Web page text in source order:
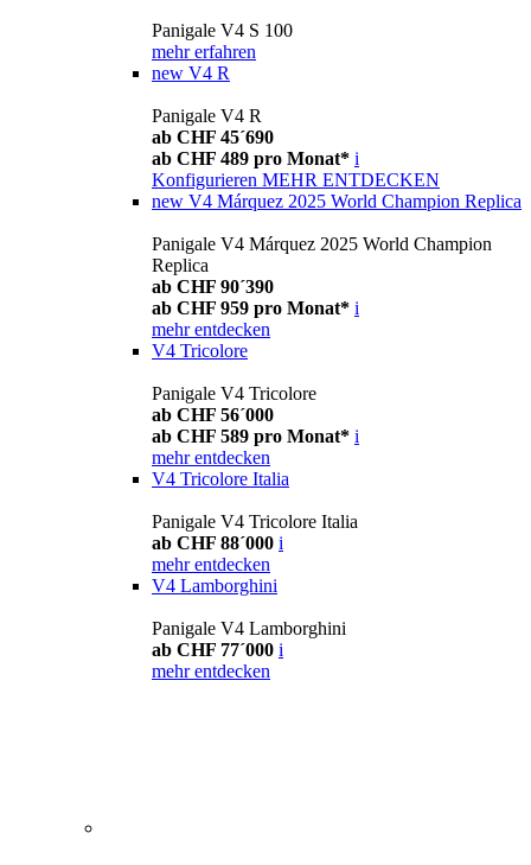
Panigale V4 S 100
mehr erfahren
new V4 R
Panigale V4 R
ab CHF 45´690
ab CHF 489 pro Monat* i
Konfigurieren MEHR ENTDECKEN
new V4 Márquez 2025 World Champion Replica
Panigale V4 Márquez 2025 World Champion
Replica
ab CHF 90´390
ab CHF 959 pro Monat* i
mehr entdecken
V4 Tricolore
Panigale V4 Tricolore
ab CHF 56´000
ab CHF 589 pro Monat* i
mehr entdecken
V4 Tricolore Italia
Panigale V4 Tricolore Italia
ab CHF 88´000 i
mehr entdecken
V4 Lamborghini
Panigale V4 Lamborghini
ab CHF 77´000 i
mehr entdecken